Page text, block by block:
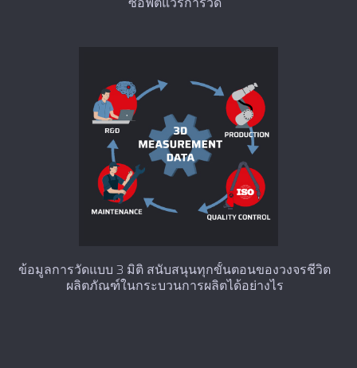
ข้อมูลการวัดแบบ 3 มิติ สนับสนุนทุกขั้นตอนของวงจรชีวิต
ผลิตภัณฑ์ในกระบวนการผลิตได้อย่างไร